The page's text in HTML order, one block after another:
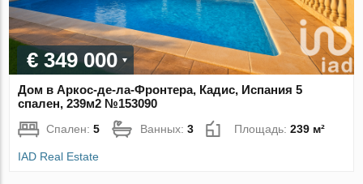
€ 349 000
Дом в Аркос-де-ла-Фронтера, Кадис, Испания 5
спален, 239м2 №153090
Спален:5 Ванных:3 Площадь:239 м²
IAD Real Estate